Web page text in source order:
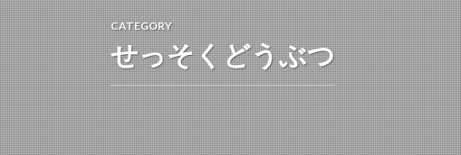
CATEGORY
せっそくどうぶつ